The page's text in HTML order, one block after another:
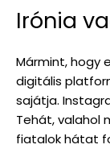
Irónia
Mármint, hogy
digitális
sajátja.
Tehát, valahol
fiatalok hátat